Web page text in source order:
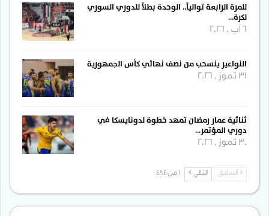
للمرة الرابعة توالياً.. الوحدة بطلاً للدوري السوري
لكرة…
النواعير ينسحب من نصف نهائي كأس الجمهورية
31 تموز , 2026
ثنائية عمار رمضان تمهد خطوة لدونايسكا في
دوري المؤتمر…
30 تموز , 2026
السابق التالي